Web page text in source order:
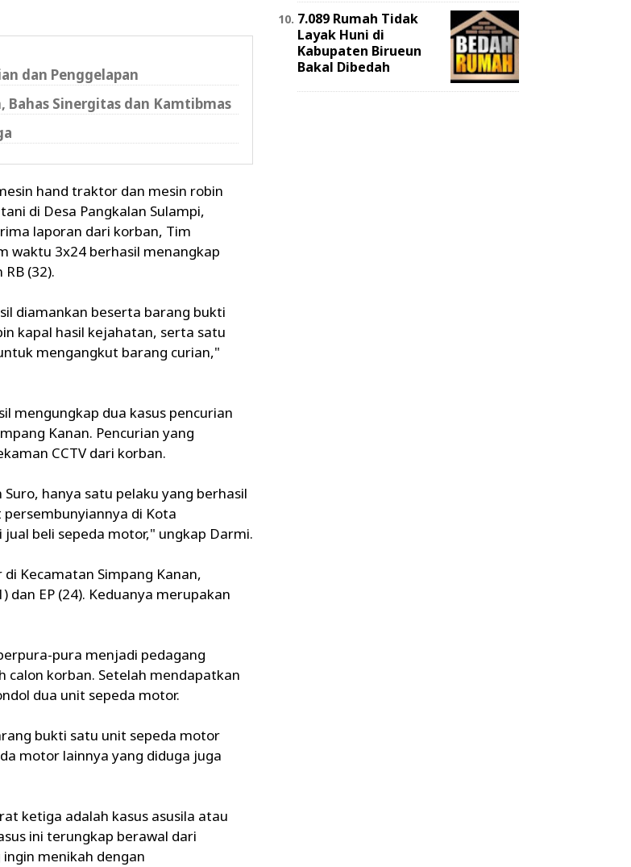
dan Penggelapan
Bahas Sinergitas dan Kamtibmas
hand traktor dan mesin robin
di Desa Pangkalan Sulampi,
laporan dari korban, Tim
waktu 3x24 berhasil menangkap
(32).
diamankan beserta barang bukti
kapal hasil kejahatan, serta satu
mengangkut barang curian,"
mengungkap dua kasus pencurian
Kanan. Pencurian yang
CCTV dari korban.
hanya satu pelaku yang berhasil
di Kota
beli sepeda motor," ungkap Darmi.
Kecamatan Simpang Kanan,
dan EP (24). Keduanya merupakan
pura menjadi pedagang
calon korban. Setelah mendapatkan
dua unit sepeda motor.
bukti satu unit sepeda motor
motor lainnya yang diduga juga
ketiga adalah kasus asusila atau
ini terungkap berawal dari
menikah dengan
7.089 Rumah Tidak
Layak Huni di
Kabupaten Birueun
Bakal Dibedah